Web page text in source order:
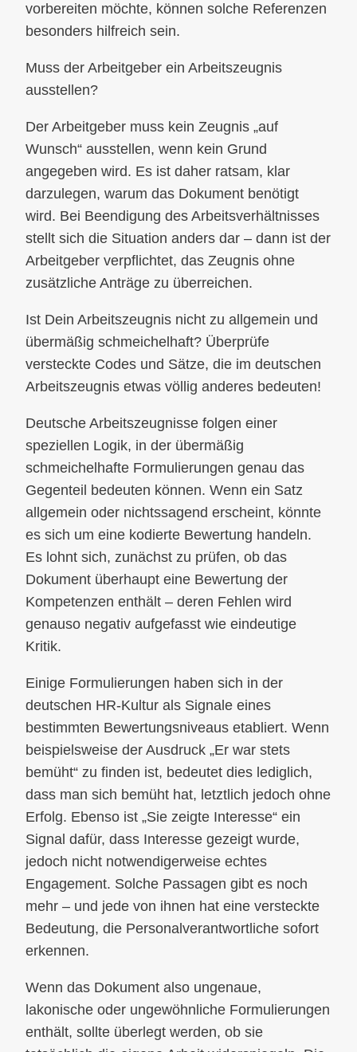
vorbereiten möchte, können solche Referenzen
besonders hilfreich sein.
Muss der Arbeitgeber ein Arbeitszeugnis
ausstellen?
Der Arbeitgeber muss kein Zeugnis „auf
Wunsch“ ausstellen, wenn kein Grund
angegeben wird. Es ist daher ratsam, klar
darzulegen, warum das Dokument benötigt
wird. Bei Beendigung des Arbeitsverhältnisses
stellt sich die Situation anders dar – dann ist der
Arbeitgeber verpflichtet, das Zeugnis ohne
zusätzliche Anträge zu überreichen.
Ist Dein Arbeitszeugnis nicht zu allgemein und
übermäßig schmeichelhaft? Überprüfe
versteckte Codes und Sätze, die im deutschen
Arbeitszeugnis etwas völlig anderes bedeuten!
Deutsche Arbeitszeugnisse folgen einer
speziellen Logik, in der übermäßig
schmeichelhafte Formulierungen genau das
Gegenteil bedeuten können. Wenn ein Satz
allgemein oder nichtssagend erscheint, könnte
es sich um eine kodierte Bewertung handeln.
Es lohnt sich, zunächst zu prüfen, ob das
Dokument überhaupt eine Bewertung der
Kompetenzen enthält – deren Fehlen wird
genauso negativ aufgefasst wie eindeutige
Kritik.
Einige Formulierungen haben sich in der
deutschen HR-Kultur als Signale eines
bestimmten Bewertungsniveaus etabliert. Wenn
beispielsweise der Ausdruck „Er war stets
bemüht“ zu finden ist, bedeutet dies lediglich,
dass man sich bemüht hat, letztlich jedoch ohne
Erfolg. Ebenso ist „Sie zeigte Interesse“ ein
Signal dafür, dass Interesse gezeigt wurde,
jedoch nicht notwendigerweise echtes
Engagement. Solche Passagen gibt es noch
mehr – und jede von ihnen hat eine versteckte
Bedeutung, die Personalverantwortliche sofort
erkennen.
Wenn das Dokument also ungenaue,
lakonische oder ungewöhnliche Formulierungen
enthält, sollte überlegt werden, ob sie